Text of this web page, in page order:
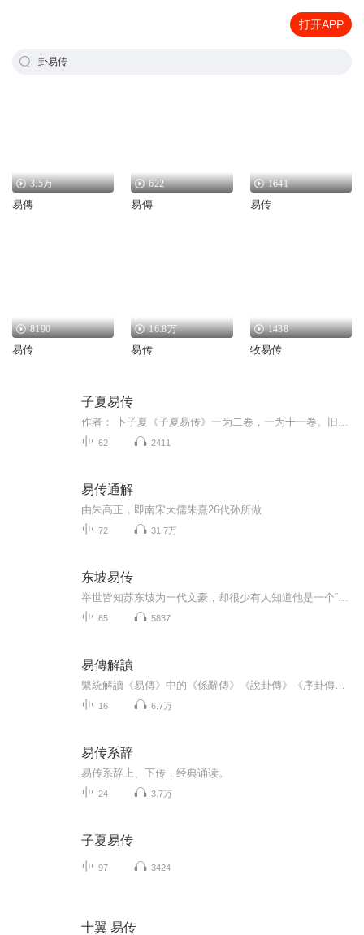
打开APP
卦易传
3.5万
易傳
622
易傳
1641
易传
8190
易传
16.8万
易传
1438
牧易传
子夏易传
62 2411
易传通解
由朱高正，即南宋大儒朱熹26代孙所做
72 31.7万
东坡易传
65 5837
易傳解讀
16 6.7万
易传系辞
易传系辞上、下传，经典诵读。
24 3.7万
子夏易传
97 3424
十翼 易传